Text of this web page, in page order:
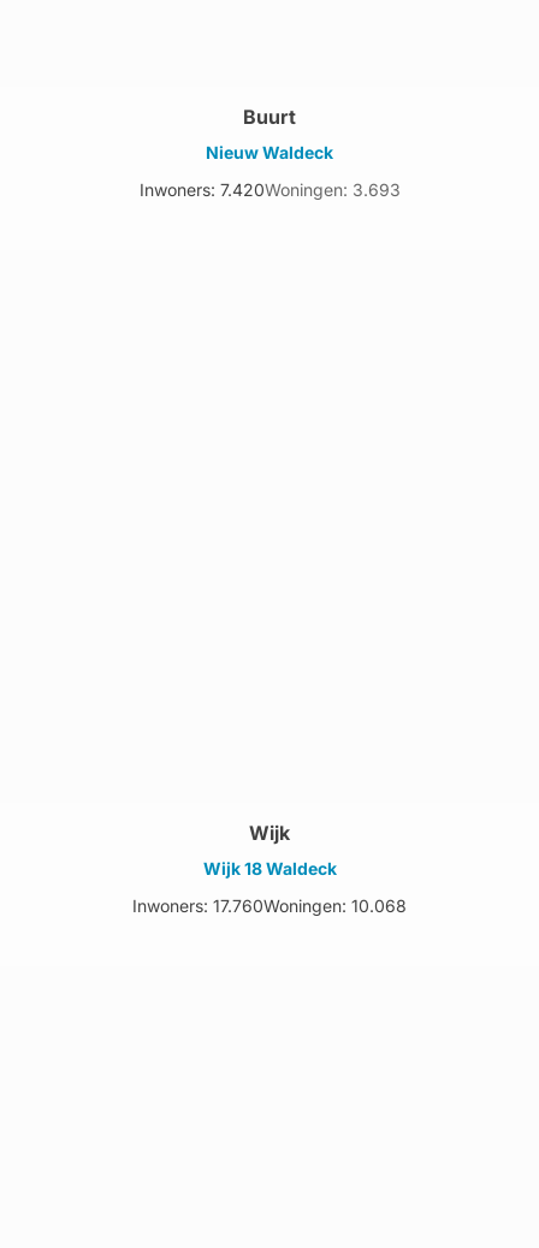
Buurt
Nieuw Waldeck
Inwoners: 7.420Woningen: 3.693
Wijk
Wijk 18 Waldeck
Inwoners: 17.760Woningen: 10.068